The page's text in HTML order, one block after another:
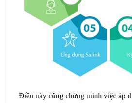
Điều này cũng chứng minh việc áp